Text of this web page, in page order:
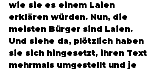
wie sie es einem Laien
erklären würden. Nun, die
meisten Bürger sind Laien.
Und siehe da, plötzlich haben
sie sich hingesetzt, ihren Text
mehrmals umgestellt und je